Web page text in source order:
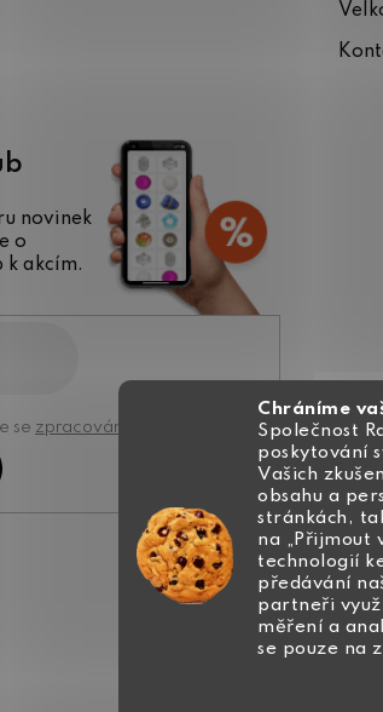
Chráníme
Společnost
poskytování
Vašich
obsahu a
stránkách,
na „Přijmout
technologií
předávání
partneři
měření a
se pouze na
novinek
o
k akcím.
se zpracováním osobních údajů